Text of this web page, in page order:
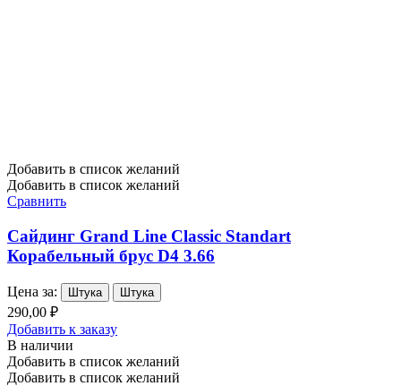
Добавить в список желаний
Добавить в список желаний
Сравнить
Сайдинг Grand Line Classic Standart
Корабельный брус D4 3.66
Цена за: Штука Штука
290,00 ₽
Добавить к заказу
В наличии
Добавить в список желаний
Добавить в список желаний